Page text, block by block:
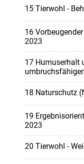
15 Tierwohl -
16
2023
17 Humuserhalt
18 Naturschutz
19
2023
20 Tierwohl -